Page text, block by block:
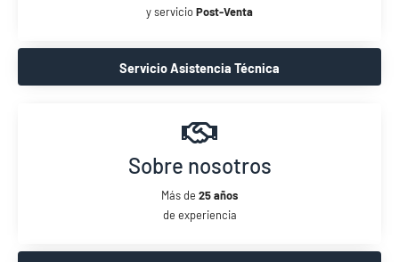
y servicioPost-Venta
Servicio Asistencia Técnica
Sobre nosotros
Más de 25 años
de experiencia